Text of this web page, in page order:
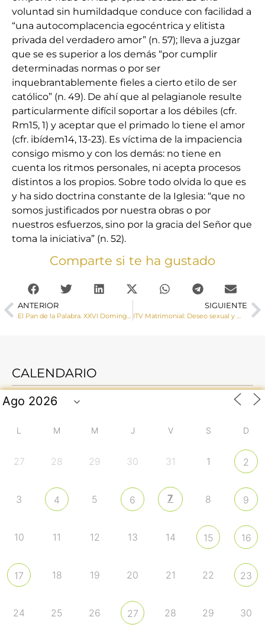
voluntad sin humildadque conduce con facilidad a
“una autocomplacencia egocéntrica y elitista
privada del verdadero amor” (n. 57); lleva a juzgar
que se es superior a los demás “por cumplir
determinadas normas o por ser
inquebrantablemente fieles a cierto etilo de ser
católico” (n. 49). De ahí que al pelagianole resulte
particularmente difícil soportar a los débiles (cfr.
Rm15, 1) y aceptar que el primado lo tiene el amor
(cfr. ibídem14, 13-23). Es víctima de la impaciencia
consigo mismo y con los demás: no tiene en
cuenta los ritmos personales, ni acepta procesos
distintos a los propios. Sobre todo olvida lo que es
y ha sido doctrina constante de la Iglesia: “que no
somos justificados por nuestra obras o por
nuestros esfuerzos, sino por la gracia del Señor que
toma la iniciativa” (n. 52).
Comparte si te ha gustado
ANTERIOR
El Pan de la Palabra. XXVI Domingo del Tiempo Ordinario
SIGUIENTE
ITV Matrimonial: Deseo sexual y matrimonio
CALENDARIO
L M M J V S D
27 28 29 30 31 1 2
3 4 5 6 7 8 9
10 11 12 13 14 15 16
17 18 19 20 21 22 23
24 25 26 27 28 29 30